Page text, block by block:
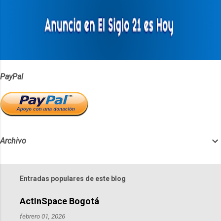
PayPal
Archivo
Entradas populares de este blog
ActInSpace Bogotá
febrero 01, 2026